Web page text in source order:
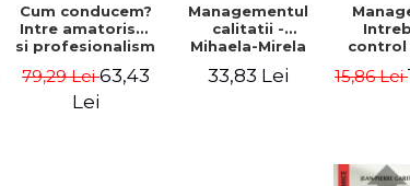
Cum conducem?
Intre amatorism
si profesionalism
79,29 Lei63,43
Lei
Managementul
calitatii -
Mihaela-Mirela
33,83 Lei 15,86 Lei